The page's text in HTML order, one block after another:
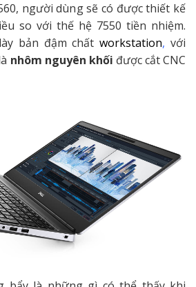
người dùng sẽ có được thiết kế
so với thế hệ 7550 tiền nhiệm.
bản đậm chấtworkstation, với
nhôm nguyên khối được cắt CNC